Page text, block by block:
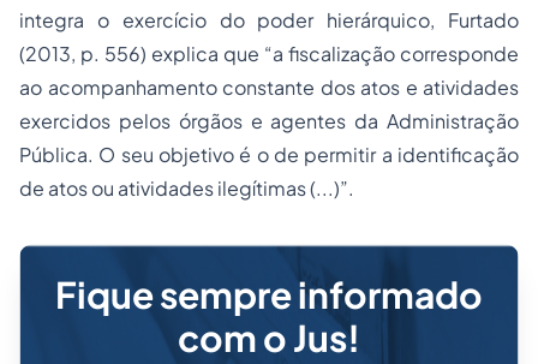
integra o exercício do poder hierárquico, Furtado
(2013, p. 556) explica que “a fiscalização corresponde
ao acompanhamento constante dos atos e atividades
exercidos pelos órgãos e agentes da Administração
Pública. O seu objetivo é o de permitir a identificação
de atos ou atividades ilegítimas (...)”.
Fique sempre informado
com o Jus!